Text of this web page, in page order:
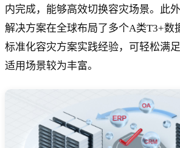
内完成，能够高效切换容灾场景。此
解决方案在全球布局了多个A类T3+数
标准化容灾方案实践经验，可轻松满
适用场景较为丰富。